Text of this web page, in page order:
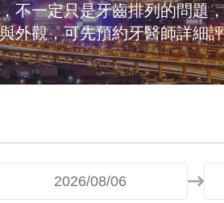
不一定只是牙齒排列的問題
外觀，可先預約牙醫師詳細